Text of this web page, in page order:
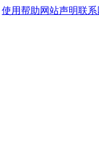
使用帮助网站声明联